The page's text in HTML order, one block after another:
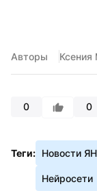
Авторы Ксения
0 0
Теги: Новости
Нейросети